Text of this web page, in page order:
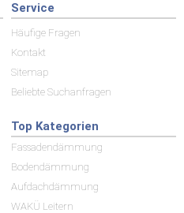
Service
Häufige Fragen
Kontakt
Sitemap
Beliebte Suchanfragen
Top Kategorien
Fassadendämmung
Bodendämmung
Aufdachdämmung
WAKÜ Leitern